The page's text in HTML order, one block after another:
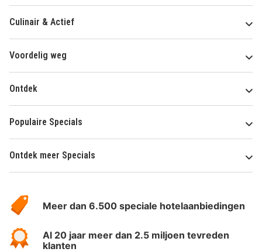
Culinair & Actief
Voordelig weg
Ontdek
Populaire Specials
Ontdek meer Specials
HotelSpecials
Meer dan 6.500 speciale hotelaanbiedingen
Al 20 jaar meer dan 2.5 miljoen tevreden
klanten